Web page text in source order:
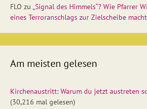
FLO zu „Signal des Himmels“? Wie Pfarrer
eines Terroranschlags zur Zielscheibe macht
Am meisten gelesen
Kirchenaustritt: Warum du jetzt austreten
(30,216 mal gelesen)